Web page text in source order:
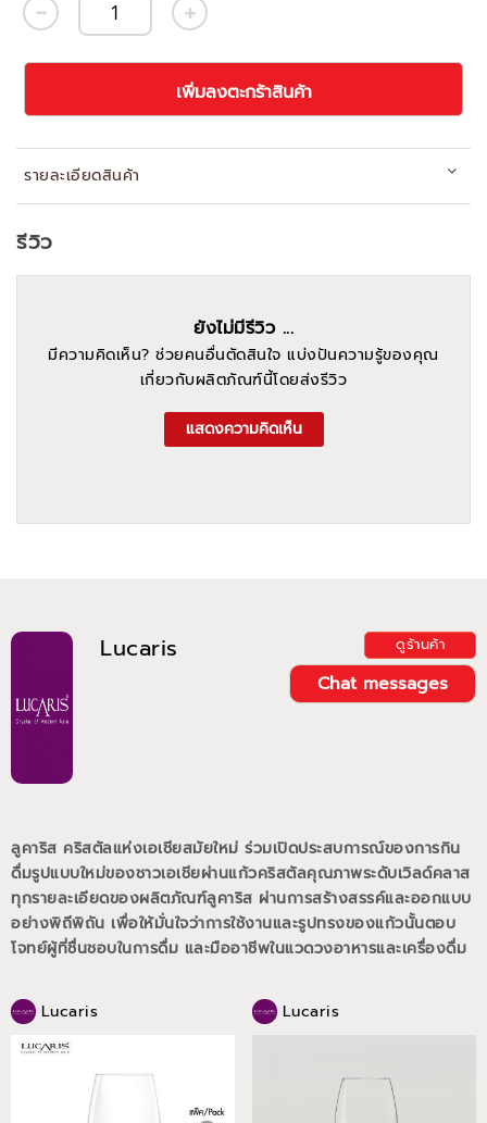
เพิ่มลงตะกร้าสินค้า
รายละเอียดสินค้า
Lucaris ดูร้านค้า
Chat messages
ลูคาริส คริสตัลแห่งเอเชียสมัยใหม่ ร่วมเปิดประสบการณ์ของการกิน
ดื่มรูปแบบใหม่ของชาวเอเชียผ่านแก้วคริสตัลคุณภาพระดับเวิลด์คลาส
ทุกรายละเอียดของผลิตภัณฑ์ลูคาริส ผ่านการสร้างสรรค์และออกแบบ
อย่างพิถีพิถัน เพื่อให้มั่นใจว่าการใช้งานและรูปทรงของแก้วนั้นตอบ
โจทย์ผู้ที่ชื่นชอบในการดื่ม และมืออาชีพในแวดวงอาหารและเครื่องดื่ม
Lucaris Lucaris
รีวิว
ยังไม่มีรีวิว ...
มีความคิดเห็น? ช่วยคนอื่นตัดสินใจ แบ่งปันความรู้ของคุณ
เกี่ยวกับผลิตภัณฑ์นี้โดยส่งรีวิว
แสดงความคิดเห็น